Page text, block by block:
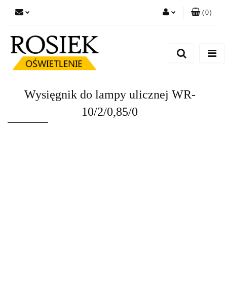
(0)
Wysięgnik do lampy ulicznej WR-
10/2/0,85/0